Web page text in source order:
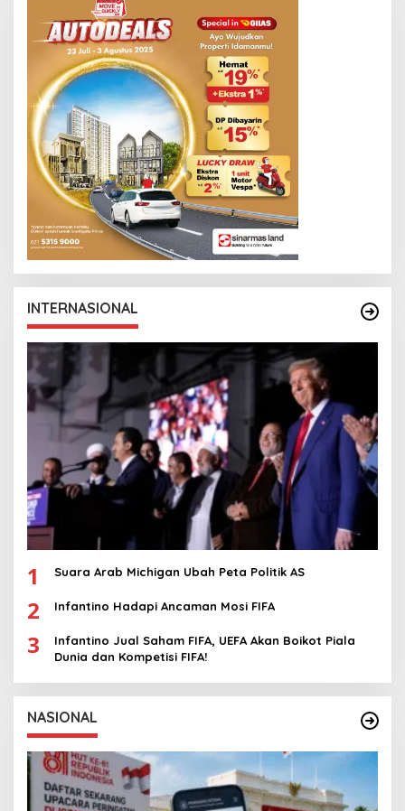
INTERNASIONAL
1 Suara Arab Michigan Ubah Peta Politik AS
2 Infantino Hadapi Ancaman Mosi FIFA
3
Infantino Jual Saham FIFA, UEFA Akan Boikot Piala
Dunia dan Kompetisi FIFA!
NASIONAL